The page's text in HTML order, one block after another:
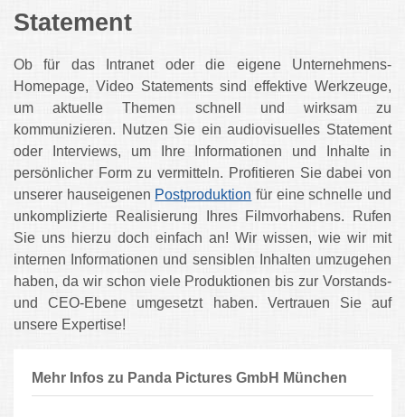
Statement
Ob für das Intranet oder die eigene Unternehmens-
Homepage, Video Statements sind effektive Werkzeuge,
um aktuelle Themen schnell und wirksam zu
kommunizieren. Nutzen Sie ein audiovisuelles Statement
oder Interviews, um Ihre Informationen und Inhalte in
persönlicher Form zu vermitteln. Profitieren Sie dabei von
unserer hauseigenen Postproduktion für eine schnelle und
unkomplizierte Realisierung Ihres Filmvorhabens. Rufen
Sie uns hierzu doch einfach an! Wir wissen, wie wir mit
internen Informationen und sensiblen Inhalten umzugehen
haben, da wir schon viele Produktionen bis zur Vorstands-
und CEO-Ebene umgesetzt haben. Vertrauen Sie auf
unsere Expertise!
Mehr Infos zu Panda Pictures GmbH München